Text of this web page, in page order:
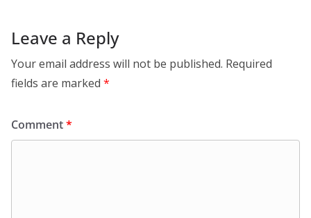
Leave a Reply
Your email address will not be published. Required
fields are marked *
Comment*